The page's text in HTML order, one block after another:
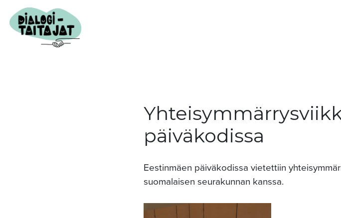
päiväkodissa
Eestinmäen päiväkodissa vietettiin
suomalaisen seurakunnan kanssa.